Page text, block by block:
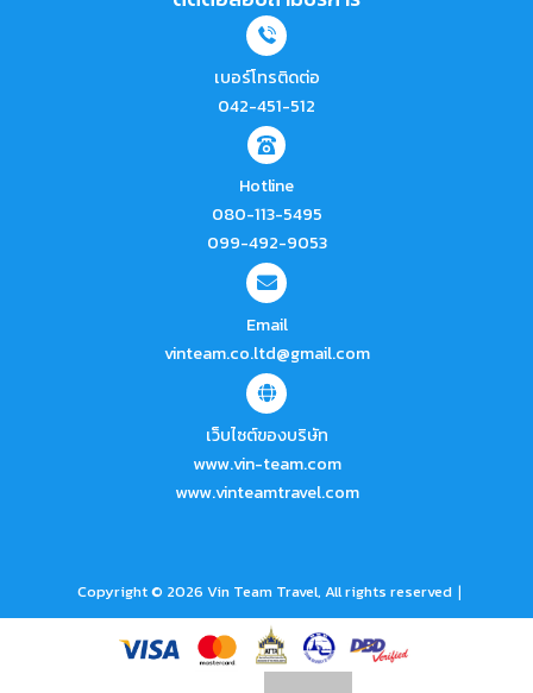
เบอร์โทรติดต่อ
042-451-512
Hotline
080-113-5495
099-492-9053
Email
vinteam.co.ltd@gmail.com
เว็บไซต์ของบริษัท
www.vin-team.com
www.vinteamtravel.com
Copyright © 2026 Vin Team Travel, All rights reserved |